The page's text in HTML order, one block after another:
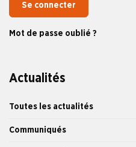
Actualités
Toutes les actualités
Communiqués
Se connecter
Mot de passe oublié ?